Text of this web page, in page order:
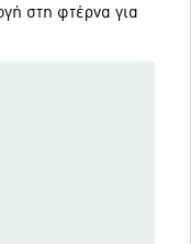
στη φτέρνα για